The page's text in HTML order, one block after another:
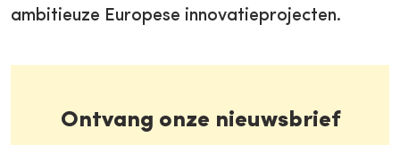
ambitieuze Europese innovatieprojecten.
Ontvang onze nieuwsbrief